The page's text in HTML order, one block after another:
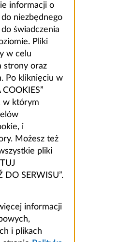
informacji o
niezbędnego
świadczenia
Pliki
w celu
strony oraz
Po kliknięciu w
w którym
i
Możesz też
pliki
DO SERWISU”.
informacji
i plikach